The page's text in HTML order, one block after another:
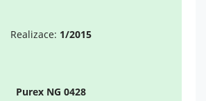
Realizace: 1/2015
Purex NG 0428cookies